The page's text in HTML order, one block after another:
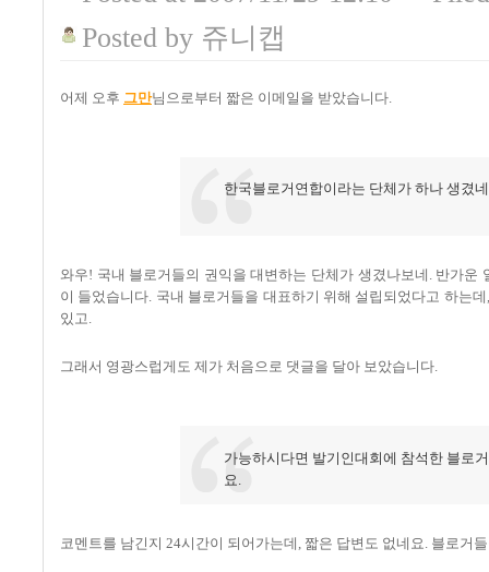
Posted by 쥬니캡
어제 오후 그만님으로부터 짧은 이메일을 받았습니다.
한국블로거연합이라는 단체가 하나 생겼
와우! 국내 블로거들의 권익을 대변하는 단체가 생겼나보네. 반가
이 들었습니다. 국내 블로거들을 대표하기 위해 설립되었다고 하는
있고.
그래서 영광스럽게도 제가 처음으로 댓글을 달아 보았습니다.
가능하시다면 발기인대회에 참석한 블로
요.
코멘트를 남긴지 24시간이 되어가는데, 짧은 답변도 없네요. 블로거